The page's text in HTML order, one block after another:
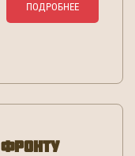
ПОДРОБНЕЕ
Фронту